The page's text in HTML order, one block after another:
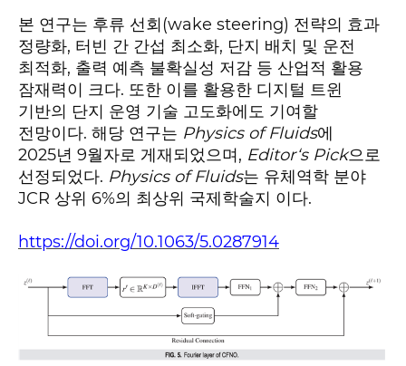
본 연구는 후류 선회 (wake steering) 전략의 효과
정량화, 터빈 간 간섭 최소화, 단지 배치 및 운전
최적화, 출력 예측 불확실성 저감 등 산업적 활용
잠재력이 크다. 또한 이를 활용한 디지털 트윈
기반의 단지 운영 기술 고도화에도 기여할
전망이다. 해당 연구는 Physics of Fluids에
2025년 9월자로 게재되었으며 , Editor‘s Pick으로
선정되었다. Physics of Fluids는 유체역학 분야
JCR 상위 6%의 최상위 국제학술지 이다.
https://doi.org/10.1063/5.0287914